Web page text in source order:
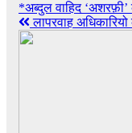
*अब्दुल वाहिद
लापरवाह